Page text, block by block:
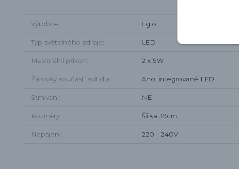
Výrobce Eglo
Typ světelného zdroje LED
Maximální příkon 2 x 5W
Žárovky součástí svítidla Ano, integrované LED
Stmívání NE
Rozměry Šířka 39cm
Napájení 220 - 240V